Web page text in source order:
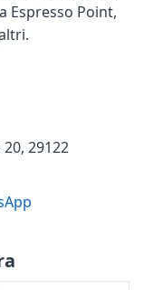
Espresso Point,
29122